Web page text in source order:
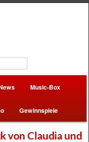
Music-Box
Gewinnspiele
von Claudia und